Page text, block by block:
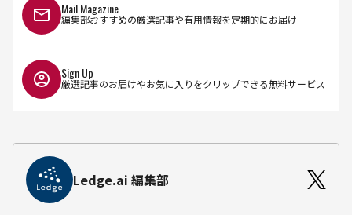
Mail Magazine
編集部おすすめの厳選記事や有用情報を定期的にお届け
Sign Up
厳選記事のお届けやお気に入りをクリップできる無料サービス
Ledge.ai 編集部